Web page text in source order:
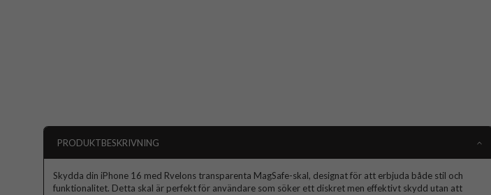
PRODUKTBESKRIVNING
Skydda din iPhone 16 med Rvelons transparenta MagSafe-skal, designat för att erbjuda både stil och
funktionalitet. Detta skal är perfekt för användare som söker ett diskret men effektivt skydd utan att